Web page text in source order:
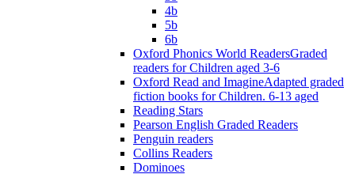
4b
5b
6b
Oxford Phonics World ReadersGraded
readers for Children aged 3-6
Oxford Read and ImagineAdapted graded
fiction books for Children. 6-13 aged
Reading Stars
Pearson English Graded Readers
Penguin readers
Collins Readers
Dominoes